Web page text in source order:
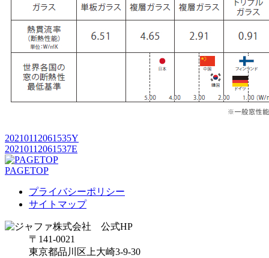
20210112061535Y
20210112061537E
PAGETOP
プライバシーポリシー
サイトマップ
〒141-0021
東京都品川区上大崎3-9-30